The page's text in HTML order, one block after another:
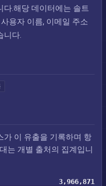
다.해당 데이터에는 솔트
용자 이름, 이메일 주소
니다.
가 이 유출을 기록하며 항
는 개별 출처의 집계입니
3,966,871